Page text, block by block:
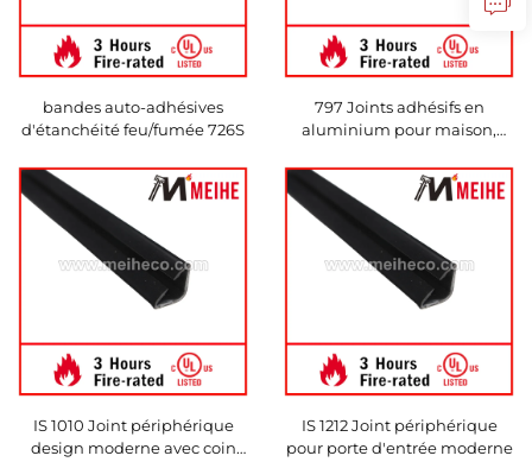
bandes auto-adhésives
d'étanchéité feu/fumée 726S
797 Joints adhésifs en
aluminium pour maison,
IS 1010 Joint périphérique
design moderne avec coin
IS 1212 Joint périphérique
pour porte d'entrée moderne